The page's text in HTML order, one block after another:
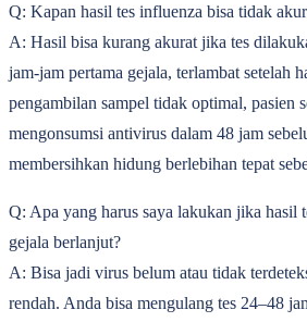
Q: Kapan hasil tes influenza bisa tidak
A: Hasil bisa kurang akurat jika tes
jam-jam pertama gejala, terlambat setelah
pengambilan sampel tidak optimal, pasien
mengonsumsi antivirus dalam 48 jam
membersihkan hidung berlebihan tepat
Q: Apa yang harus saya lakukan jika hasil
gejala berlanjut?
A: Bisa jadi virus belum atau tidak
rendah. Anda bisa mengulang tes 24‒48